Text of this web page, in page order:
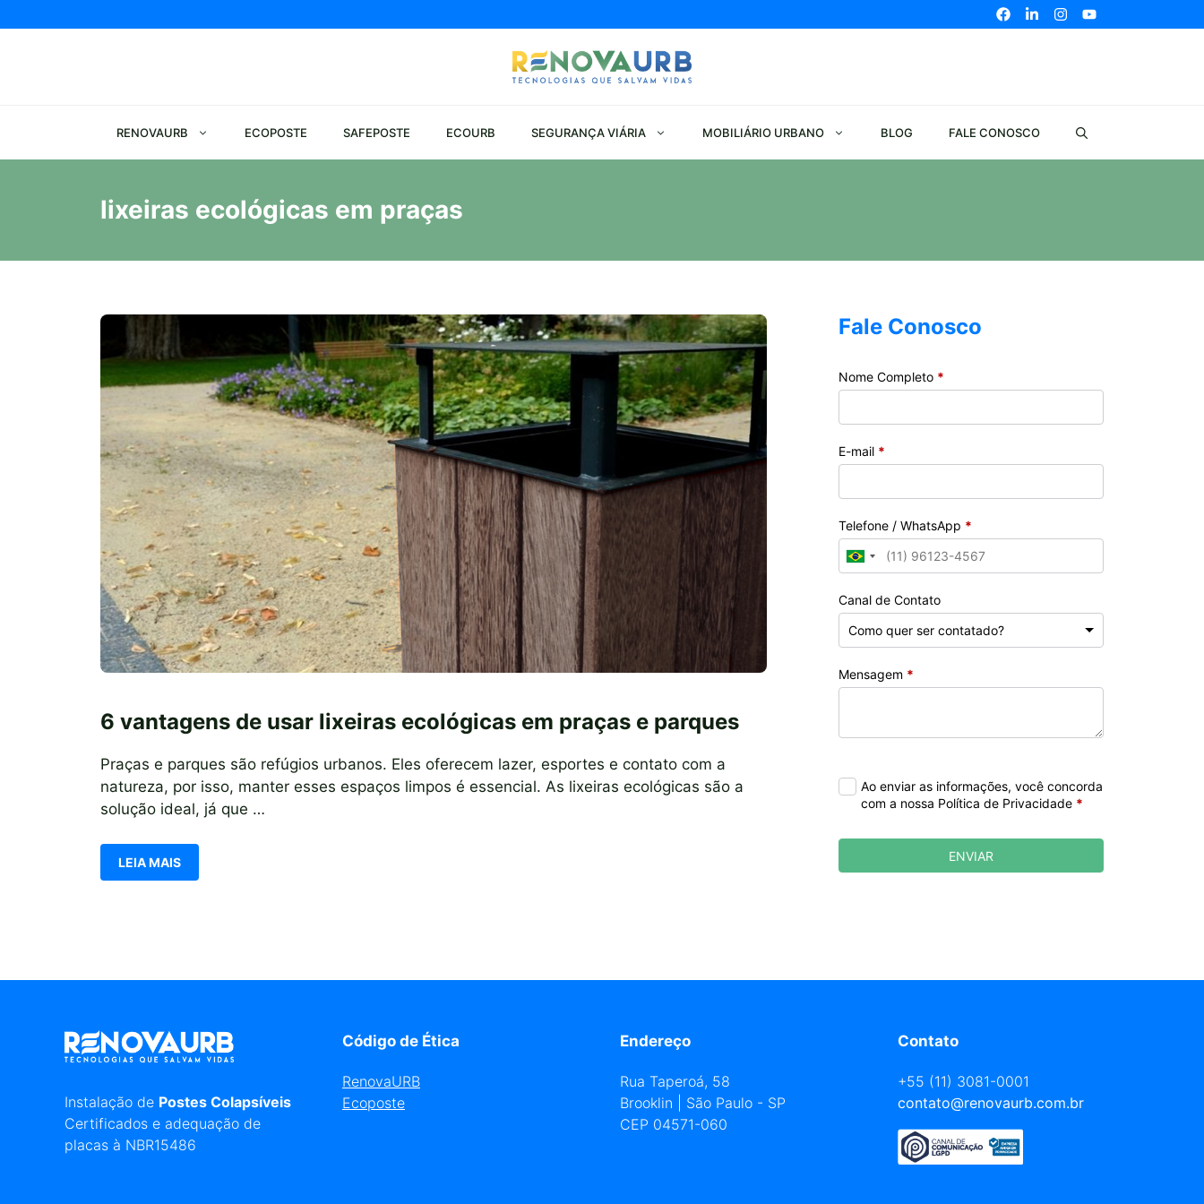
para
RENOVAURB ECOPOSTE SAFEPOSTE ECOURB SEGURANÇA VIÁRIA MOBILIÁRIO URBANO BLOG FALE CONOSCO
lixeiras ecológicas em praças
6 vantagens de usar lixeiras ecológicas em praças e parques
Praças e parques são refúgios urbanos. Eles oferecem lazer, esportes e contato com a
natureza, por isso, manter esses espaços limpos é essencial. As lixeiras ecológicas são a
solução ideal, já que …
LEIA MAIS
Fale Conosco
Nome Completo *
E-mail *
Telefone / WhatsApp *
Canal de Contato
Mensagem *
Ao enviar as informações, você concorda
com a nossa Política de Privacidade *
ENVIAR
Instalação de Postes Colapsíveis
Certificados e adequação de
placas à NBR15486
Código de Ética
RenovaURB
Ecoposte
Endereço
Rua Taperoá, 58
Brooklin | São Paulo - SP
CEP 04571-060
Contato
+55 (11) 3081-0001
contato@renovaurb.com.br